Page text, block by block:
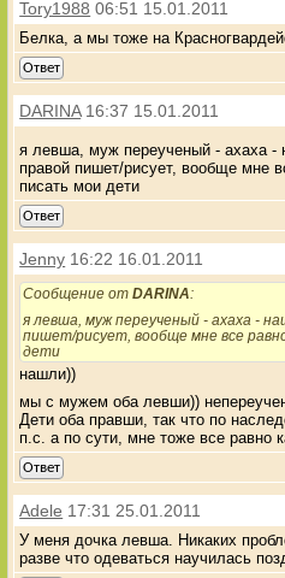
Tory1988 06:51 15.01.2011
Белка, а мы тоже на
Ответ
DARINA16:37 15.01.2011
я левша, муж переученый - ахаха -
правой пишет/рисует, вообще мне
писать мои дети
Ответ
Jenny 16:22 16.01.2011
Сообщение отDARINA:
я левша, муж переученый - ахаха -
пишет/рисует, вообще мне все
дети
нашли))
мы с мужем оба левши))
Дети оба правши, так что по
п.с. а по сути, мне тоже все равно
Ответ
Adele 17:31 25.01.2011
У меня дочка левша. Никаких
разве что одеваться научилась